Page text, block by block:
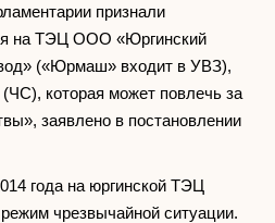
признали
на ТЭЦ ООО «Юргинский
(«Юрмаш» входит в УВЗ),
которая может повлечь за
заявлено в постановлении
года на юргинской ТЭЦ
чрезвычайной ситуации.